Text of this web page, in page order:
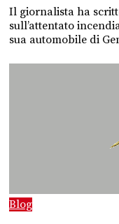
Il giornalista ha
sull’attentato
sua automobile di
Blog